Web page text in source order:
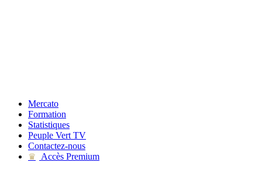
Mercato
Formation
Statistiques
Peuple Vert TV
Contactez-nous
♛
Accès Premium